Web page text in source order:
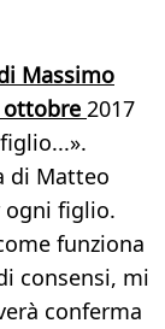
Massimo
ottobre 2017
di Matteo
ogni figlio.
funziona
consensi, mi
conferma